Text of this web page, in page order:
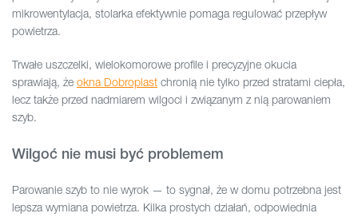
mikrowentylacja, stolarka efektywnie pomaga regulować przepływ
powietrza.
Trwałe uszczelki, wielokomorowe profile i precyzyjne okucia
sprawiają, że okna Dobroplast chronią nie tylko przed stratami ciepła,
lecz także przed nadmiarem wilgoci i związanym z nią parowaniem
szyb.
Wilgoć nie musi być problemem
Parowanie szyb to nie wyrok — to sygnał, że w domu potrzebna jest
lepsza wymiana powietrza. Kilka prostych działań, odpowiednia